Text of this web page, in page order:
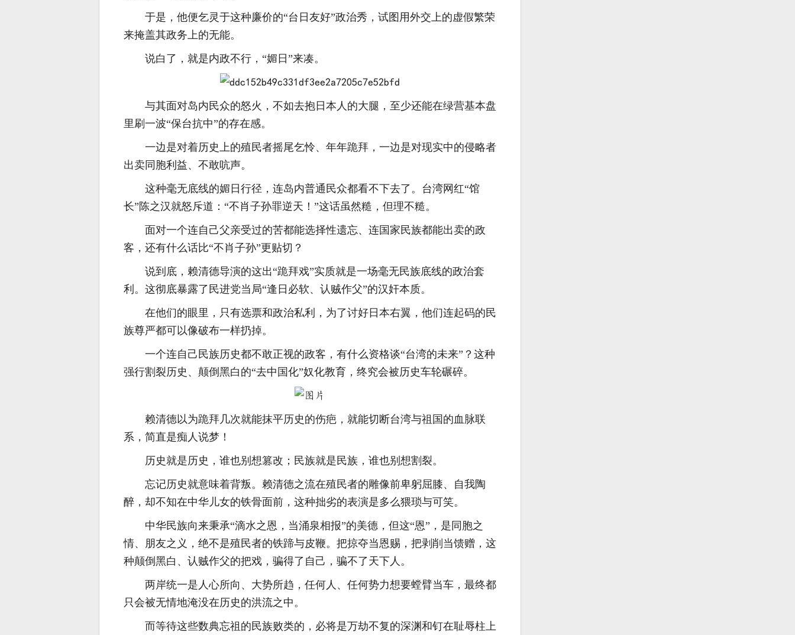
于是，他便乞灵于这种廉价的“台日友好”政治秀，试图用外交上的虚假繁荣
来掩盖其政务上的无能。
说白了，就是内政不行，“媚日”来凑。
与其面对岛内民众的怒火，不如去抱日本人的大腿，至少还能在绿营基本盘
里刷一波“保台抗中”的存在感。
一边是对着历史上的殖民者摇尾乞怜、年年跪拜，一边是对现实中的侵略者
出卖同胞利益、不敢吭声。
这种毫无底线的媚日行径，连岛内普通民众都看不下去了。台湾网红“馆
长”陈之汉就怒斥道：“不肖子孙罪逆天！”这话虽然糙，但理不糙。
面对一个连自己父亲受过的苦都能选择性遗忘、连国家民族都能出卖的政
客，还有什么话比“不肖子孙”更贴切？
说到底，赖清德导演的这出“跪拜戏”实质就是一场毫无民族底线的政治套
利。这彻底暴露了民进党当局“逢日必软、认贼作父”的汉奸本质。
在他们的眼里，只有选票和政治私利，为了讨好日本右翼，他们连起码的民
族尊严都可以像破布一样扔掉。
一个连自己民族历史都不敢正视的政客，有什么资格谈“台湾的未来”？这种
强行割裂历史、颠倒黑白的“去中国化”奴化教育，终究会被历史车轮碾碎。
赖清德以为跪拜几次就能抹平历史的伤疤，就能切断台湾与祖国的血脉联
系，简直是痴人说梦！
历史就是历史，谁也别想篡改；民族就是民族，谁也别想割裂。
忘记历史就意味着背叛。赖清德之流在殖民者的雕像前卑躬屈膝、自我陶
醉，却不知在中华儿女的铁骨面前，这种拙劣的表演是多么猥琐与可笑。
中华民族向来秉承“滴水之恩，当涌泉相报”的美德，但这“恩”，是同胞之
情、朋友之义，绝不是殖民者的铁蹄与皮鞭。把掠夺当恩赐，把剥削当馈赠，这
种颠倒黑白、认贼作父的把戏，骗得了自己，骗不了天下人。
两岸统一是人心所向、大势所趋，任何人、任何势力想要螳臂当车，最终都
只会被无情地淹没在历史的洪流之中。
而等待这些数典忘祖的民族败类的，必将是万劫不复的深渊和钉在耻辱柱上